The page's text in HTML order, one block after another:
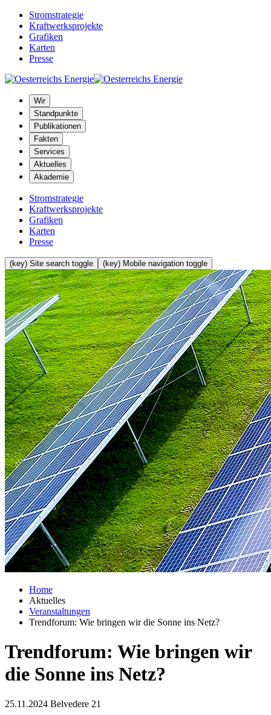
Stromstrategie
Kraftwerksprojekte
Grafiken
Karten
Presse
Wir
Standpunkte
Publikationen
Fakten
Services
Aktuelles
Akademie
Stromstrategie
Kraftwerksprojekte
Grafiken
Karten
Presse
(key) Site search toggle (key) Mobile navigation toggle
Home
Aktuelles
Veranstaltungen
Trendforum: Wie bringen wir die Sonne ins Netz?
Trendforum: Wie bringen wir
die Sonne ins Netz?
25.11.2024 Belvedere 21